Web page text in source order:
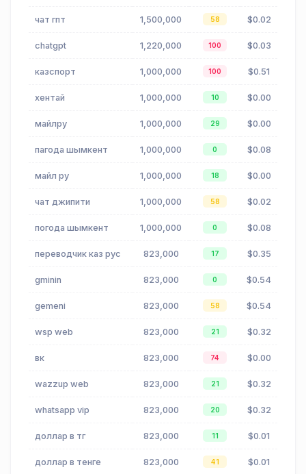
чат гпт 1,500,000 58 $0.02
chatgpt 1,220,000 100 $0.03
казспорт 1,000,000 100 $0.51
хентай 1,000,000 10 $0.00
майлру 1,000,000 29 $0.00
пагода шымкент 1,000,000 0 $0.08
майл ру 1,000,000 18 $0.00
чат джипити 1,000,000 58 $0.02
погода шымкент 1,000,000 0 $0.08
переводчик каз рус 823,000 17 $0.35
gminin 823,000 0 $0.54
gemeni 823,000 58 $0.54
wsp web 823,000 21 $0.32
вк 823,000 74 $0.00
wazzup web 823,000 21 $0.32
whatsapp vip 823,000 20 $0.32
доллар в тг 823,000 11 $0.01
доллар в тенге 823,000 41 $0.01